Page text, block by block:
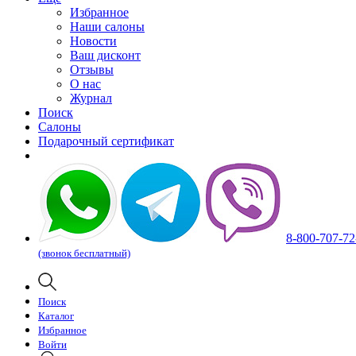
Избранное
Наши салоны
Новости
Ваш дисконт
Отзывы
О нас
Журнал
Поиск
Салоны
Подарочный сертификат
8-800-707-
(звонок бесплатный)
Поиск
Каталог
Избранное
Войти